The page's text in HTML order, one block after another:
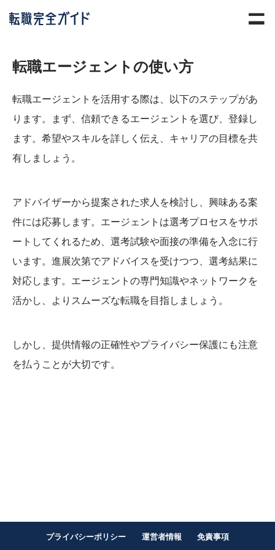
転職エージェントの使い方
転職エージェントを活用する際は、以下のステップがあ
ります。まず、信頼できるエージェントを選び、登録し
ます。希望やスキルを詳しく伝え、キャリアの目標を共
有しましょう。
アドバイザーから提案された求人を検討し、興味ある案
件には応募します。エージェントは選考プロセスをサポ
ートしてくれるため、選考試験や面接の準備を入念に行
います。進展次第でアドバイスを受けつつ、選考結果に
対応します。エージェントの専門知識やネットワークを
活かし、よりスムーズな転職を目指しましょう。
しかし、提供情報の正確性やプライバシー保護にも注意
を払うことが大切です。
プライバシーポリシー 運営者情報 免責事項